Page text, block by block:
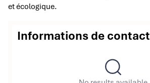
et écologique.
Informations de contact